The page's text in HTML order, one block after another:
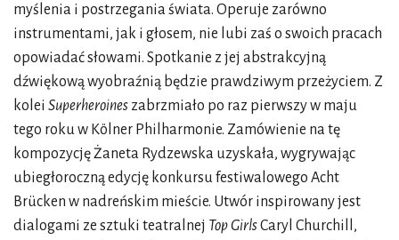
myślenia i postrzegania świata. Operuje zarówno
instrumentami, jak i głosem, nie lubi zaś o swoich pracach
opowiadać słowami. Spotkanie z jej abstrakcyjną
dźwiękową wyobraźnią będzie prawdziwym przeżyciem. Z
kolei Superheroines zabrzmiało po raz pierwszy w maju
tego roku w Kölner Philharmonie. Zamówienie na tę
kompozycję Żaneta Rydzewska uzyskała, wygrywając
ubiegłoroczną edycję konkursu festiwalowego Acht
Brücken w nadreńskim mieście. Utwór inspirowany jest
dialogami ze sztuki teatralnej Top GirlsCaryl Churchill,